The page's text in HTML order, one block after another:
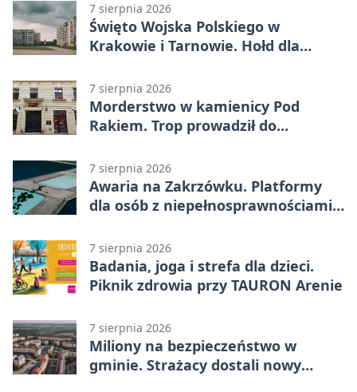
7 sierpnia 2026
Święto Wojska Polskiego w
Krakowie i Tarnowie. Hołd dla
7 sierpnia 2026
Morderstwo w kamienicy Pod
Rakiem. Trop prowadził do
7 sierpnia 2026
Awaria na Zakrzówku. Platformy
dla osób z niepełnosprawnościami
7 sierpnia 2026
Badania, joga i strefa dla dzieci.
Piknik zdrowia przy TAURON Arenie
7 sierpnia 2026
Miliony na bezpieczeństwo w
gminie. Strażacy dostali nowy